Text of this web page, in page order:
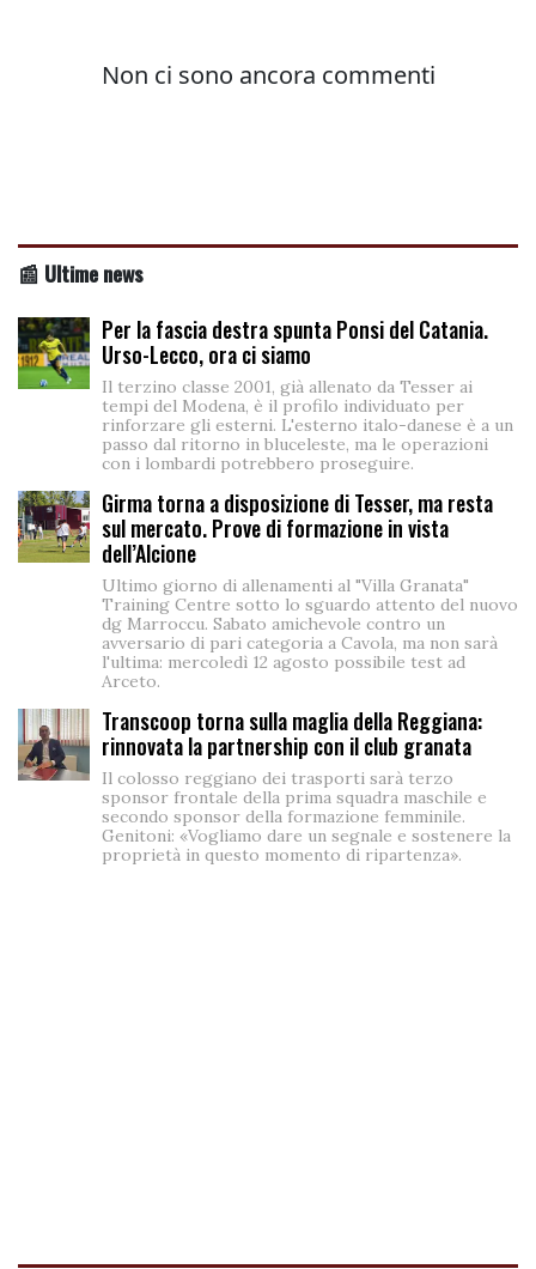
📰 Ultime news
Per la fascia destra spunta Ponsi del Catania.
Urso-Lecco, ora ci siamo
Il terzino classe 2001, già allenato da Tesser ai
tempi del Modena, è il profilo individuato per
rinforzare gli esterni. L'esterno italo-danese è a un
passo dal ritorno in bluceleste, ma le operazioni
con i lombardi potrebbero proseguire.
Girma torna a disposizione di Tesser, ma resta
sul mercato. Prove di formazione in vista
dell’Alcione
Ultimo giorno di allenamenti al "Villa Granata"
Training Centre sotto lo sguardo attento del nuovo
dg Marroccu. Sabato amichevole contro un
avversario di pari categoria a Cavola, ma non sarà
l'ultima: mercoledì 12 agosto possibile test ad
Arceto.
Transcoop torna sulla maglia della Reggiana:
rinnovata la partnership con il club granata
Il colosso reggiano dei trasporti sarà terzo
sponsor frontale della prima squadra maschile e
secondo sponsor della formazione femminile.
Genitoni: «Vogliamo dare un segnale e sostenere la
proprietà in questo momento di ripartenza».